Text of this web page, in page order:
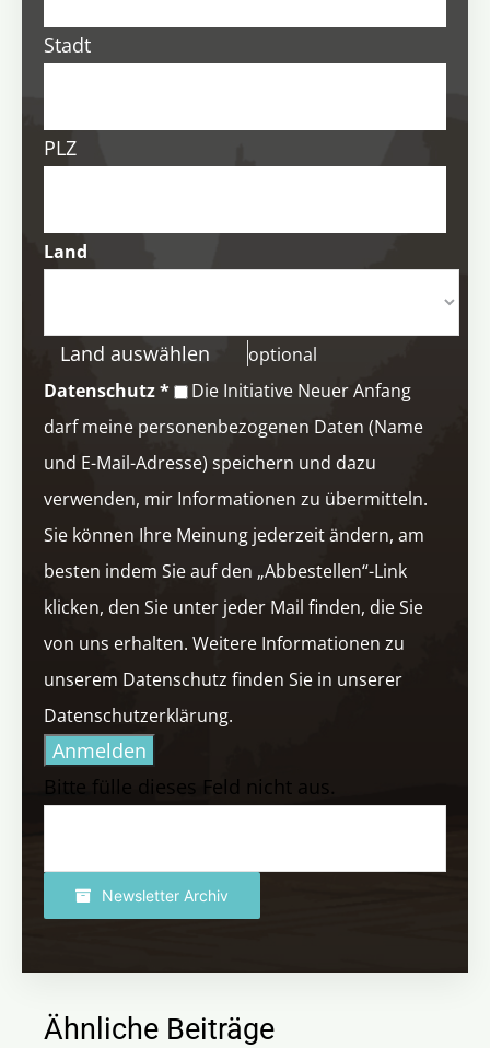
Stadt
PLZ
Land
Land auswählen
optional
Datenschutz*
Die Initiative Neuer Anfang
darf meine personenbezogenen Daten (Name
und E-Mail-Adresse) speichern und dazu
verwenden, mir Informationen zu übermitteln.
Sie können Ihre Meinung jederzeit ändern, am
besten indem Sie auf den „Abbestellen“-Link
klicken, den Sie unter jeder Mail finden, die Sie
von uns erhalten. Weitere Informationen zu
unserem Datenschutz finden Sie in unserer
Datenschutzerklärung.
Anmelden
Bitte fülle dieses Feld nicht aus.
Newsletter Archiv
Ähnliche Beiträge